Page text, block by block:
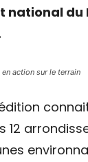
du
action sur le terrain
12